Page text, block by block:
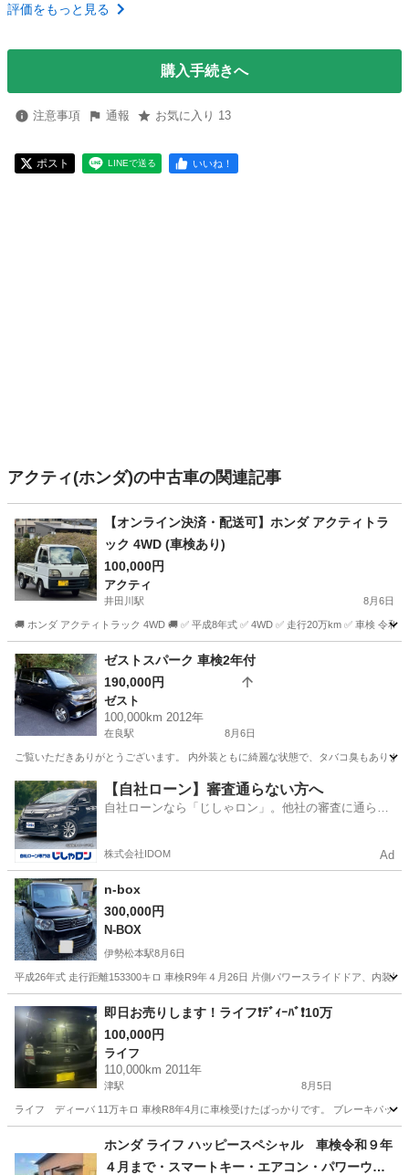
評価をもっと見る
購入手続きへ
注意事項 通報 お気に入り 13
ポスト LINEで送る いいね！
アクティ(ホンダ)の中古車の関連記事
【オンライン決済・配送可】ホンダ アクティトラ
ック 4WD (車検あり)
100,000円
アクティ
井田川駅 8月6日
🚚 ホンダ アクティトラック 4WD 🚚 ✅ 平成8年式 ✅ 4WD ✅ 走行20万km ✅ 車検 令
三重 亀山市 井田川駅 アクティ
ゼストスパーク 車検2年付
190,000円
ゼスト
100,000km 2012年
在良駅 8月6日
ご覧いただきありがとうございます。 内外装ともに綺麗な状態で、タバコ臭もあり
三重 桑名市 在良駅 ゼスト ゼストスパーク
【自社ローン】審査通らない方へ
自社ローンなら「じしゃロン」。他社の審査に通らな
株式会社IDOM Ad
n-box
300,000円
N-BOX
伊勢松本駅8月6日
平成26年式 走行距離153300キロ 車検R9年４月26日 片側パワースライドドア、内装
三重 四日市市 伊勢松本駅 N-BOX
即日お売りします！ライフ❗ﾃﾞｨｰﾊﾞ❗10万
100,000円
ライフ
110,000km 2011年
津駅 8月5日
ライフ ディーバ 11万キロ 車検R8年4月に車検受けたばっかりです。 ブレーキパッ
津駅 ライフ
ホンダ ライフ ハッピースペシャル 車検令和９年
４月まで・スマートキー・エアコン・パワーウィ